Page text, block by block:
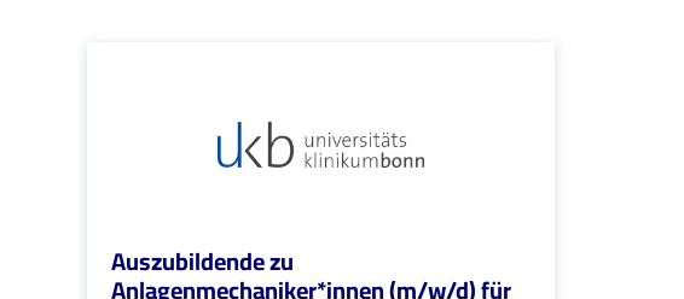
Auszubildende zu
Anlagenmechaniker*innen (m/w/d) für